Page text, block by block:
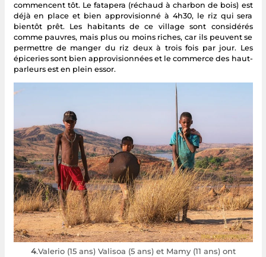
commencent tôt. Le fatapera (réchaud à charbon de bois) est
déjà en place et bien approvisionné à 4h30, le riz qui sera
bientôt prêt. Les habitants de ce village sont considérés
comme pauvres, mais plus ou moins riches, car ils peuvent se
permettre de manger du riz deux à trois fois par jour. Les
épiceries sont bien approvisionnées et le commerce des haut-
parleurs est en plein essor.
4.Valerio (15 ans) Valisoa (5 ans) et Mamy (11 ans) ont